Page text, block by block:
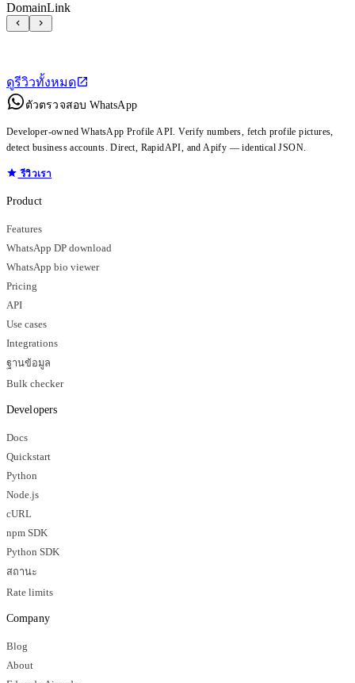
DomainLink
ดูรีวิวทั้งหมด
ตัวตรวจสอบ WhatsApp
Developer-owned WhatsApp Profile API. Verify numbers, fetch profile pictures,
detect business accounts. Direct, RapidAPI, and Apify — identical JSON.
รีวิวเรา
Product
Features
WhatsApp DP download
WhatsApp bio viewer
Pricing
API
Use cases
Integrations
ฐานข้อมูล
Bulk checker
Developers
Docs
Quickstart
Python
Node.js
cURL
npm SDK
Python SDK
สถานะ
Rate limits
Company
Blog
About